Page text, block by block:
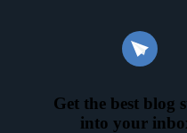
Get the best blog
into your